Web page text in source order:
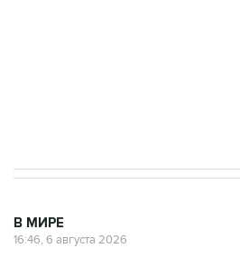
В МИРЕ
16:46, 6 августа 2026